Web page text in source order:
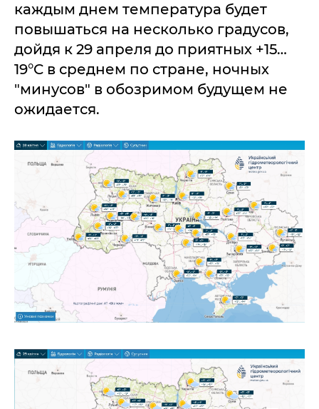
каждым днем температура будет
повышаться на несколько градусов,
дойдя к 29 апреля до приятных +15…
19°C в среднем по стране, ночных
"минусов" в обозримом будущем не
ожидается.